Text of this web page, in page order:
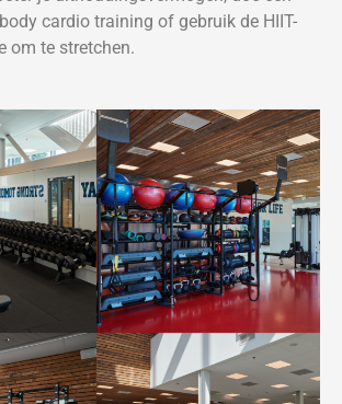
cardio training of gebruik de HIIT-
om te stretchen.